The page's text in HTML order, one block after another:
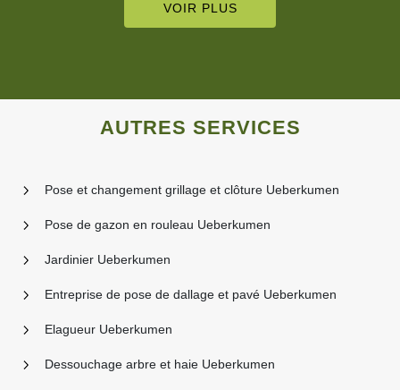
VOIR PLUS
AUTRES SERVICES
Pose et changement grillage et clôture Ueberkumen
Pose de gazon en rouleau Ueberkumen
Jardinier Ueberkumen
Entreprise de pose de dallage et pavé Ueberkumen
Elagueur Ueberkumen
Dessouchage arbre et haie Ueberkumen